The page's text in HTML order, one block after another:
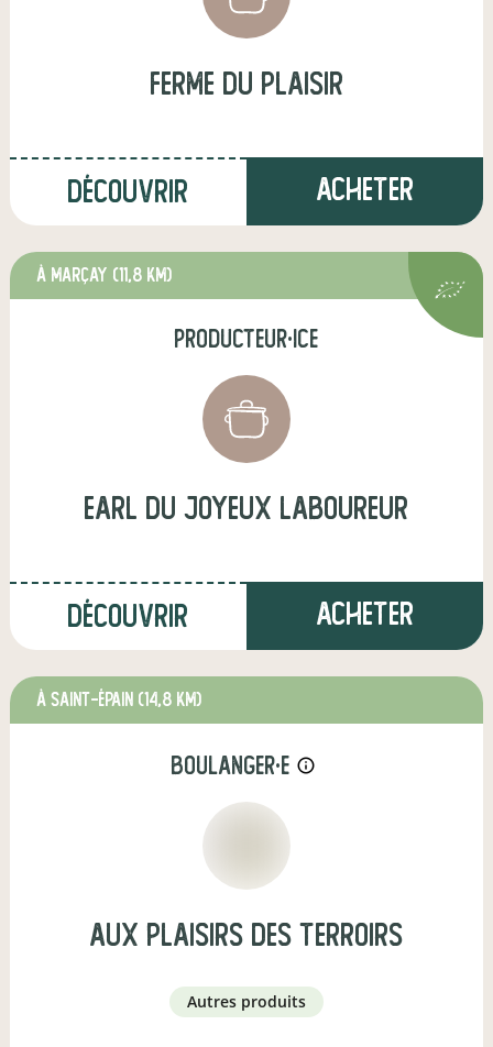
Ferme du Plaisir
Découvrir Acheter
à Marçay (11,8 km)
producteur·ice
earl du joyeux laboureur
Découvrir Acheter
à Saint-Épain (14,8 km)
boulanger·e info_outline
Aux Plaisirs des Terroirs
autres produits